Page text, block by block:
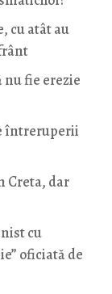
cu atât au
nu fie erezie
întreruperii
Creta, dar
cu
oficiată de